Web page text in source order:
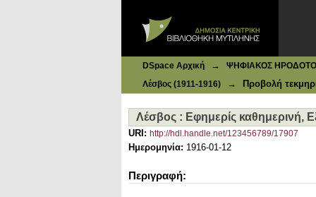
DSpace Αρχική → ΨΗΦΙΑΚΟΣ ΗΡΟΔΟΤΟΣ:
Λέσβος (1911-1916)
→ Προβολή
Λέσβος : Eφημερίς καθημερινή,
URI: http://hdl.handle.net/123456789/17907
Ημερομηνία: 1916-01-12
Περιγραφή: